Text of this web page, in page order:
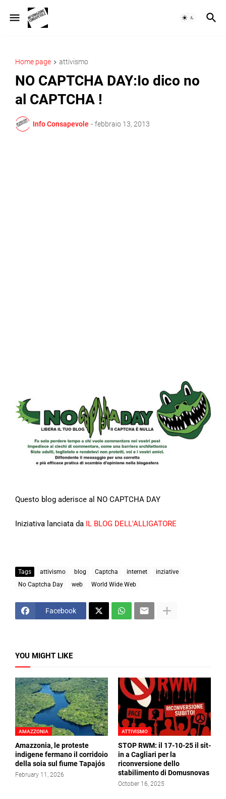
Home page attivismo
NO CAPTCHA DAY:Io dico no
al CAPTCHA !
Info Consapevole - febbraio 13, 2013
Questo blog aderisce al NO CAPTCHA DAY
Iniziativa lanciata da IL BLOG DELL'ALLIGATORE
Tags attivismo blog Captcha internet
inziative
No Captcha Day
web World Wide Web
Facebook
YOU MIGHT LIKE
AMAZZONIA
Amazzonia, le proteste
indigene fermano il corridoio
della soia sul fiume Tapajós
February 11, 2026
ATTIVISMO
STOP RWM: il 17-10-25 il sit-
in a Cagliari per la
riconversione dello
stabilimento di Domusnovas
October 16, 2025